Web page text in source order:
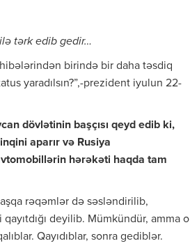
tərk edib gedir…
birində bir daha təsdiq
yaradılsın?”,-prezident iyulun 22-
dövlətinin başçısı qeyd edib ki,
aparır və Rusiya
hərəkəti haqda tam
rəqəmlər də səsləndirilib,
deyilib. Mümkündür, amma o
Qayıdıblar, sonra gediblər.